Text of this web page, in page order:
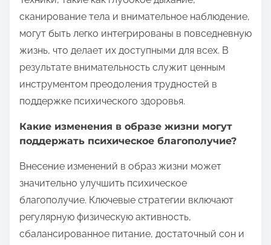
сканирование тела и внимательное наблюдение,
могут быть легко интегрированы в повседневную
жизнь, что делает их доступными для всех. В
результате внимательность служит ценным
инструментом преодоления трудностей в
поддержке психического здоровья.
Какие изменения в образе жизни могут
поддержать психическое благополучие?
Внесение изменений в образ жизни может
значительно улучшить психическое
благополучие. Ключевые стратегии включают
регулярную физическую активность,
сбалансированное питание, достаточный сон и